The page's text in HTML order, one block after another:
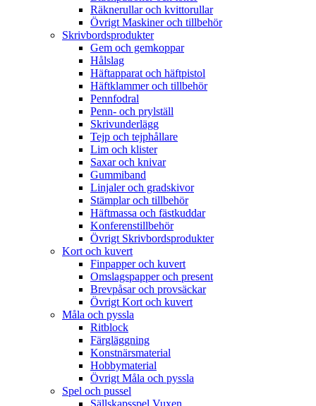
Räknerullar och kvittorullar
Övrigt Maskiner och tillbehör
Skrivbordsprodukter
Gem och gemkoppar
Hålslag
Häftapparat och häftpistol
Häftklammer och tillbehör
Pennfodral
Penn- och prylställ
Skrivunderlägg
Tejp och tejphållare
Lim och klister
Saxar och knivar
Gummiband
Linjaler och gradskivor
Stämplar och tillbehör
Häftmassa och fästkuddar
Konferenstillbehör
Övrigt Skrivbordsprodukter
Kort och kuvert
Finpapper och kuvert
Omslagspapper och present
Brevpåsar och provsäckar
Övrigt Kort och kuvert
Måla och pyssla
Ritblock
Färgläggning
Konstnärsmaterial
Hobbymaterial
Övrigt Måla och pyssla
Spel och pussel
Sällskapsspel Vuxen